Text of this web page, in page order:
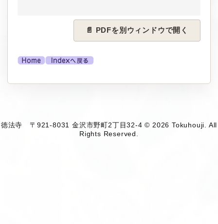
📄 PDFを別ウィンドウで開く
徳法寺 〒921-8031 金沢市野町2丁目32-4 © 2026 Tokuhouji. All
Rights Reserved.